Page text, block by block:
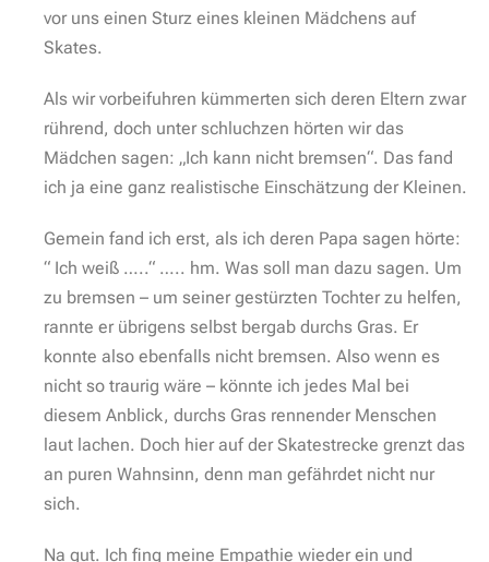
vor uns einen Sturz eines kleinen Mädchens auf
Skates.
Als wir vorbeifuhren kümmerten sich deren Eltern zwar
rührend, doch unter schluchzen hörten wir das
Mädchen sagen: „Ich kann nicht bremsen“. Das fand
ich ja eine ganz realistische Einschätzung der Kleinen.
Gemein fand ich erst, als ich deren Papa sagen hörte:
“ Ich weiß …..“ ….. hm. Was soll man dazu sagen. Um
zu bremsen – um seiner gestürzten Tochter zu helfen,
rannte er übrigens selbst bergab durchs Gras. Er
konnte also ebenfalls nicht bremsen. Also wenn es
nicht so traurig wäre – könnte ich jedes Mal bei
diesem Anblick, durchs Gras rennender Menschen
laut lachen. Doch hier auf der Skatestrecke grenzt das
an puren Wahnsinn, denn man gefährdet nicht nur
sich.
Na gut. Ich fing meine Empathie wieder ein und